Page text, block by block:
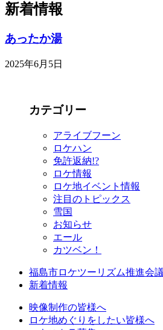
新着情報
あったか湯
2025年6月5日
カテゴリー
アライブフーン
ロケハン
免許返納!?
ロケ情報
ロケ地イベント情報
注目のトピックス
雪国
お知らせ
エール
カツベン！
福島市ロケツーリズム推進会議
新着情報
映像制作の皆様へ
ロケ地めぐりをしたい皆様へ